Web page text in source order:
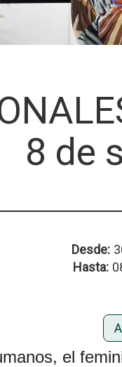
8 de
Desde:
Hasta:
el